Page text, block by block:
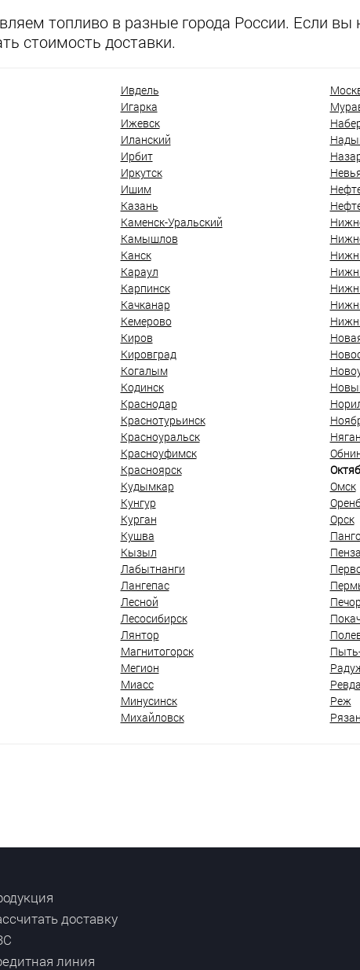
топливо в разные города России. Если вы
стоимость доставки.
Ивдель
Игарка
Ижевск
Иланский
Ирбит
Иркутск
Ишим
Казань
Каменск-Уральский
Камышлов
Канск
Караул
Карпинск
Качканар
Кемерово
Киров
Кировград
Когалым
Кодинск
Краснодар
Краснотурьинск
Красноуральск
Красноуфимск
Красноярск
Кудымкар
Кунгур
Курган
Кушва
Кызыл
Лабытнанги
Лангепас
Лесной
Лесосибирск
Лянтор
Магнитогорск
Мегион
Миасс
Минусинск
Михайловск
Омск
Орск
Пенза
Ревда
Реж
доставку
линия